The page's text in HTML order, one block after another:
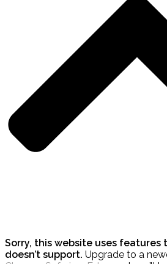
Sorry, this website uses features
doesn’t support. Upgrade to a